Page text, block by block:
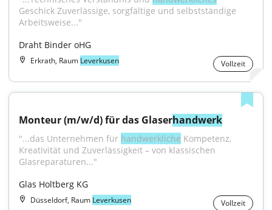
Geschick Zuverlässige, sorgfältige und selbstständige
Arbeitsweise..."
Draht Binder oHG
Erkrath, Raum Leverkusen Vollzeit
Monteur (m/w/d) für das Glaserhandwerk
"...das Unternehmen für handwerkliche Kompetenz,
Kreativität und Zuverlässigkeit – von klassischen
Glasreparaturen..."
Glas Holtberg KG
Düsseldorf, Raum Leverkusen Vollzeit